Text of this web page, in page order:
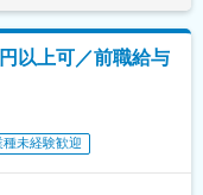
以上可／前職給与
種未経験歓迎